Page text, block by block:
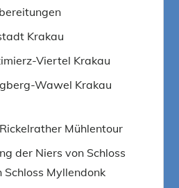
Krakau
Viertel Krakau
Wawel Krakau
Mühlentour
der Niers von Schloss
Schloss Myllendonk